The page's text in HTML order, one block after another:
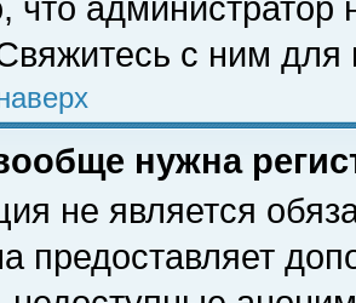
что
с ним для
нужна
не является
предоставляет